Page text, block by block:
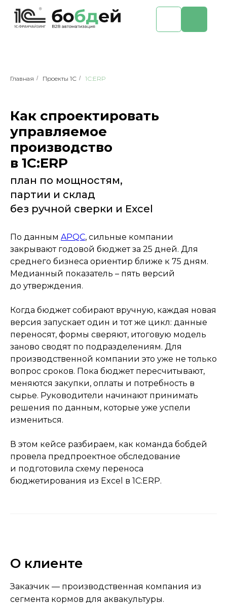
Главная / Проекты 1С / 1С:ERP
Как спроектировать
управляемое
производство
в 1С:ERP
план по мощностям,
партии и склад
без ручной сверки и Excel
По данным APQC, сильные компании
закрывают годовой бюджет за 25 дней. Для
среднего бизнеса ориентир ближе к 75 дням.
Медианный показатель – пять версий
до утверждения.
Когда бюджет собирают вручную, каждая новая
версия запускает один и тот же цикл: данные
переносят, формы сверяют, итоговую модель
заново сводят по подразделениям. Для
производственной компании это уже не только
вопрос сроков. Пока бюджет пересчитывают,
меняются закупки, оплаты и потребность в
сырье. Руководители начинают принимать
решения по данным, которые уже успели
измениться.
В этом кейсе разбираем, как команда бобдей
провела предпроектное обследование
и подготовила схему переноса
бюджетирования из Excel в 1С:ERP.
О клиенте
Заказчик — производственная компания из
сегмента кормов для аквакультуры.